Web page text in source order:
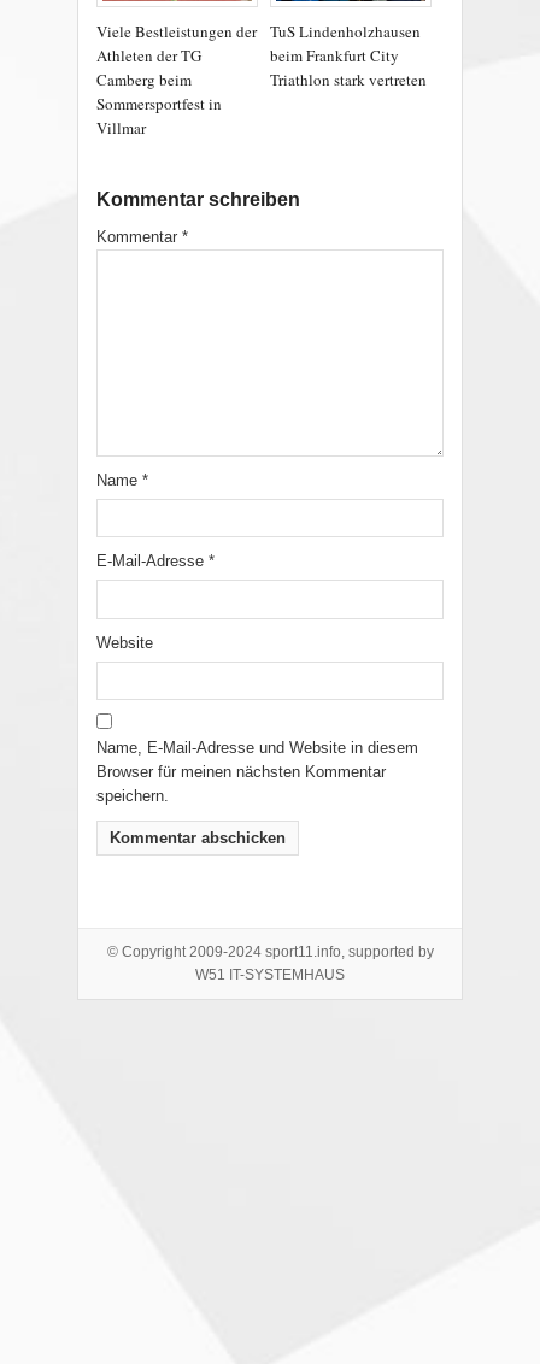
Viele Bestleistungen der
Athleten der TG
Camberg beim
Sommersportfest in
Villmar
TuS Lindenholzhausen
beim Frankfurt City
Triathlon stark vertreten
Kommentar schreiben
Kommentar *
Name *
E-Mail-Adresse *
Website
Name, E-Mail-Adresse und Website in diesem
Browser für meinen nächsten Kommentar
speichern.
© Copyright 2009-2024 sport11.info, supported by
W51 IT-SYSTEMHAUS